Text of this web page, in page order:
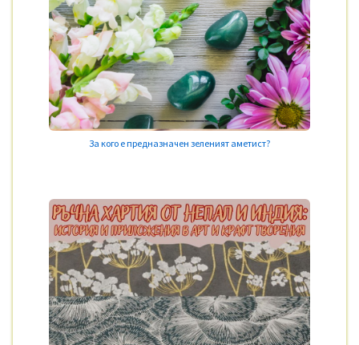
За кого е предназначен зеленият аметист?